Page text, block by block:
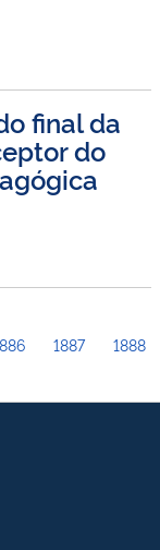
final da
do
1887 1888